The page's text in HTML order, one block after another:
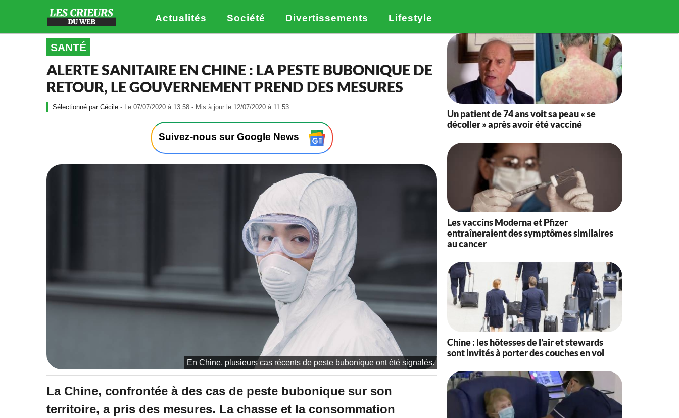
Actualités Société Divertissements Lifestyle
SANTÉ
ALERTE SANITAIRE EN CHINE : LA PESTE BUBONIQUE DE
RETOUR, LE GOUVERNEMENT PREND DES MESURES
Cécile - Le 07/07/2020 à 13:58 - Mis à jour le 12/07/2020 à 11:53
0
/
0
2
0
à
1
3
:
M
u
r
l
1
2
/
Suivez-nous sur Google News
En Chine, plusieurs cas récents de peste bubonique ont été signalés.
La Chine, confrontée à des cas de peste bubonique sur son
territoire, a pris des mesures. La chasse et la consommation
Un patient de 74 ans voit sa peau « se
décoller » après avoir été vacciné
Les vaccins Moderna et Pfizer
entraîneraient des symptômes similaires
au cancer
Chine : les hôtesses de l’air et stewards
sont invités à porter des couches en vol